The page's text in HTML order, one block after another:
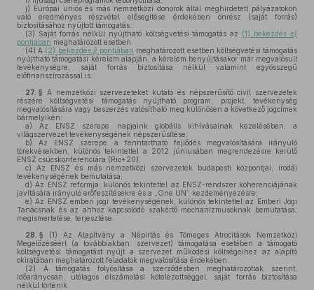
j) Európai uniós és más nemzetközi donorok által meghirdetett pályázatokon
való eredményes részvétel elősegítése érdekében önrész (saját forrás)
biztosításához nyújtott támogatás.
(3) Saját forrás nélkül nyújtható költségvetési támogatás az (1) bekezdése)
pontjában meghatározott esetben.
(4) A (2) bekezdés j) pontjában meghatározott esetben költségvetési támogatás
nyújtható támogatási kérelem alapján, a kérelem benyújtásakor már megvalósult
tevékenységre, saját forrás biztosítása nélkül valamint egyösszegű
előfinanszírozással is.
27. § A nemzetközi szervezeteket kutató és népszerűsítő civil szervezetek
részére költségvetési támogatás nyújtható program, projekt, tevékenység
megvalósítására vagy beszerzés valósítható meg különösen a következő jogcímek
bármelyikén:
a) Az ENSZ szerepe napjaink globális kihívásainak kezelésében, a
világszervezet tevékenységének népszerűsítése;
b) Az ENSZ szerepe a fenntartható fejlődés megvalósítására irányuló
törekvésekben, különös tekintettel a 2012 júniusában megrendezésre kerülő
ENSZ csúcskonferenciára (Rio+20);
c) Az ENSZ és más nemzetközi szervezetek budapesti központjai, irodái
tevékenységének bemutatása;
d) Az ENSZ reformja, különös tekintettel az ENSZ-rendszer koherenciájának
javítására irányuló erőfeszítésekre és a „One UN” kezdeményezésre;
e) Az ENSZ emberi jogi tevékenységének, különös tekintettel az Emberi Jogi
Tanácsnak és az ahhoz kapcsolódó szakértő mechanizmusoknak bemutatása,
megismertetése, terjesztése.
28. § (1) Az Alapítvány a Népirtás és Tömeges Atrocitások Nemzetközi
Megelőzéséért (a továbbiakban: szervezet) támogatása esetében a támogató
költségvetési támogatást nyújt a szervezet működési költségeihez az alapító
okiratában meghatározott feladatok megvalósítása érdekében.
(2) A támogatás folyósítása a szerződésben meghatározottak szerint,
időarányosan, utólagos elszámolási kötelezettséggel, saját forrás biztosítása
nélkül történik.